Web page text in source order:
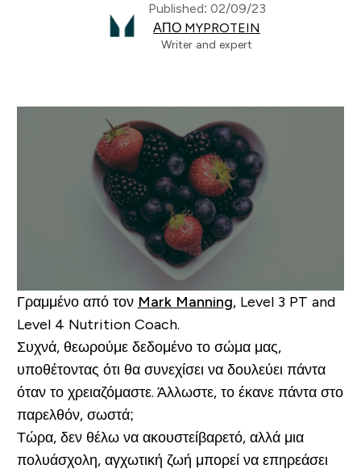
Published: 02/09/23
ΑΠΌ MYPROTEIN
Writer and expert
Γραμμένο από τον Mark Manning, Level 3 PT and
Level 4 Nutrition Coach.
Συχνά, θεωρούμε δεδομένο το σώμα μας,
υποθέτοντας ότι θα συνεχίσει να δουλεύει πάντα
όταν το χρειαζόμαστε. Άλλωστε, το έκανε πάντα στο
παρελθόν, σωστά;
Τώρα, δεν θέλω να ακουστείβαρετό, αλλά μια
πολυάσχολη, αγχωτική ζωή μπορεί να επηρεάσει